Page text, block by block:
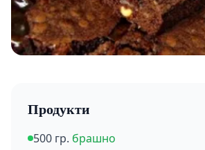
Продукти
500 гр. брашно